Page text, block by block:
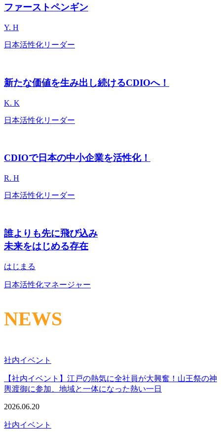
ファーストペンギン
Y. H
日本活性化リーダー
新たな価値を生み出し続けるCDIOへ！
K. K
日本活性化リーダー
CDIOで日本の中小企業を活性化！
R. H
日本活性化リーダー
誰よりも先に飛び込み
未来をはじめる存在
はじまる
日本活性化マネージャー
NEWS
社内イベント
【社内イベント】江戸の熱気に全社員が大興奮！山王祭の神
輿渡御に参加、地域と一体になった熱い一日
2026.06.20
社内イベント